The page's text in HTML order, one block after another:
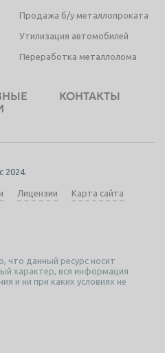
Продажа б/у металлопроката
Утилизация автомобилей
Переработка металлолома
КОНТАКТЫ
2024.
Лицензии Карта сайта
что данный ресурс носит
характер, вся информация
и ни при каких условиях не